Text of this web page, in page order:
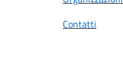
Contatti